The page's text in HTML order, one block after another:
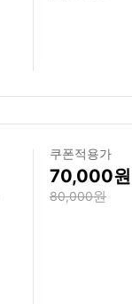
쿠폰적용가
70,000
80,000